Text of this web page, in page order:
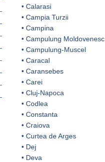
• Calarasi
• Campia Turzii
• Campina
• Campulung Moldovenesc
• Campulung-Muscel
• Caracal
• Caransebes
• Carei
• Cluj-Napoca
• Codlea
• Constanta
• Craiova
• Curtea de Arges
• Dej
• Deva